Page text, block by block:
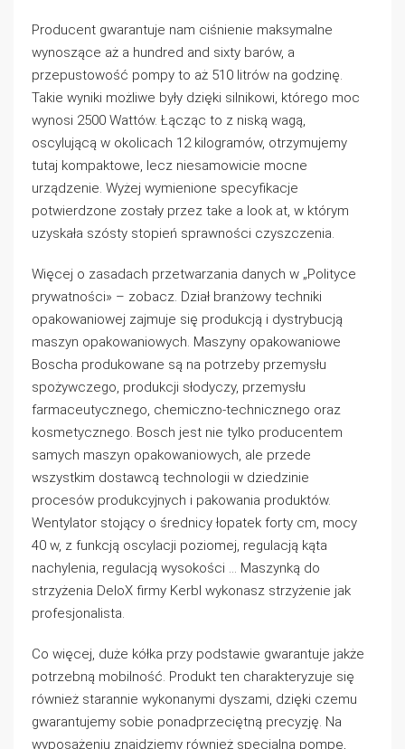
Producent gwarantuje nam ciśnienie maksymalne
wynoszące aż a hundred and sixty barów, a
przepustowość pompy to aż 510 litrów na godzinę.
Takie wyniki możliwe były dzięki silnikowi, którego moc
wynosi 2500 Wattów. Łącząc to z niską wagą,
oscylującą w okolicach 12 kilogramów, otrzymujemy
tutaj kompaktowe, lecz niesamowicie mocne
urządzenie. Wyżej wymienione specyfikacje
potwierdzone zostały przez take a look at, w którym
uzyskała szósty stopień sprawności czyszczenia.
Więcej o zasadach przetwarzania danych w „Polityce
prywatności» – zobacz. Dział branżowy techniki
opakowaniowej zajmuje się produkcją i dystrybucją
maszyn opakowaniowych. Maszyny opakowaniowe
Boscha produkowane są na potrzeby przemysłu
spożywczego, produkcji słodyczy, przemysłu
farmaceutycznego, chemiczno-technicznego oraz
kosmetycznego. Bosch jest nie tylko producentem
samych maszyn opakowaniowych, ale przede
wszystkim dostawcą technologii w dziedzinie
procesów produkcyjnych i pakowania produktów.
Wentylator stojący o średnicy łopatek forty cm, mocy
40 w, z funkcją oscylacji poziomej, regulacją kąta
nachylenia, regulacją wysokości … Maszynką do
strzyżenia DeloX firmy Kerbl wykonasz strzyżenie jak
profesjonalista.
Co więcej, duże kółka przy podstawie gwarantuje jakże
potrzebną mobilność. Produkt ten charakteryzuje się
również starannie wykonanymi dyszami, dzięki czemu
gwarantujemy sobie ponadprzeciętną precyzję. Na
wyposażeniu znajdziemy również specjalną pompę,